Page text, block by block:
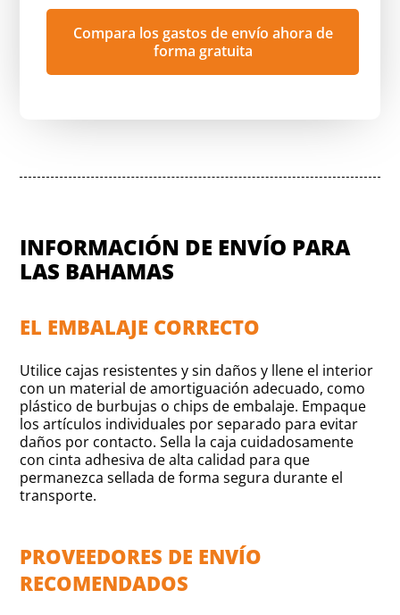
Compara los gastos de envío ahora de
forma gratuita
INFORMACIÓN DE ENVÍO PARA
LAS BAHAMAS
EL EMBALAJE CORRECTO
Utilice cajas resistentes y sin daños y llene el interior
con un material de amortiguación adecuado, como
plástico de burbujas o chips de embalaje. Empaque
los artículos individuales por separado para evitar
daños por contacto. Sella la caja cuidadosamente
con cinta adhesiva de alta calidad para que
permanezca sellada de forma segura durante el
transporte.
PROVEEDORES DE ENVÍO
RECOMENDADOS